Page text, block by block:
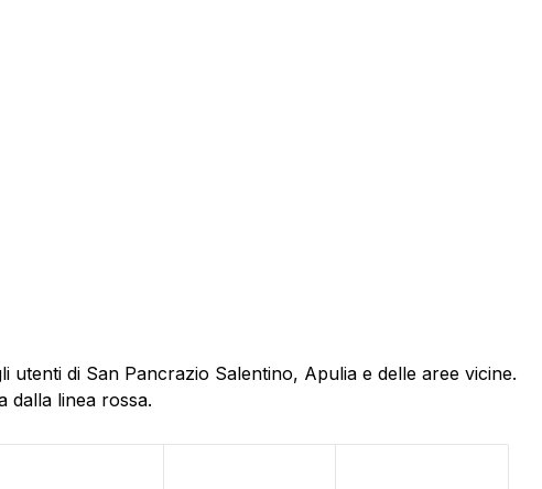
di San Pancrazio Salentino, Apulia e delle aree vicine.
dalla linea rossa.